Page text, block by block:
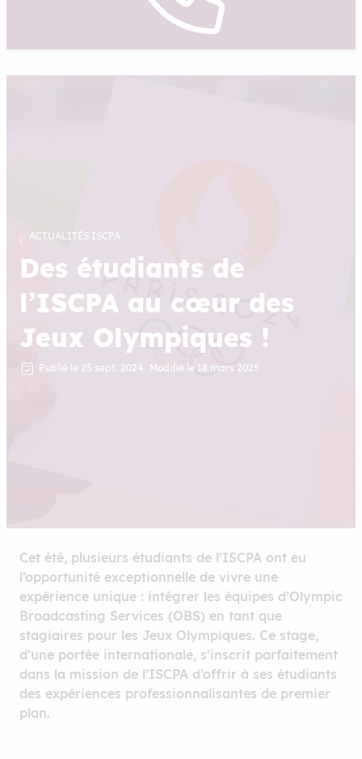
ACTUALITÉS ISCPA
Des étudiants de
l’ISCPA au cœur des
Jeux Olympiques !
Publié le 25 sept. 2024 Modifié le 18 mars 2025
Cet été, plusieurs étudiants de l’ISCPA ont eu
l’opportunité exceptionnelle de vivre une
expérience unique : intégrer les équipes d’Olympic
Broadcasting Services (OBS) en tant que
stagiaires pour les Jeux Olympiques. Ce stage,
d’une portée internationale, s’inscrit parfaitement
dans la mission de l’ISCPA d’offrir à ses étudiants
des expériences professionnalisantes de premier
plan.